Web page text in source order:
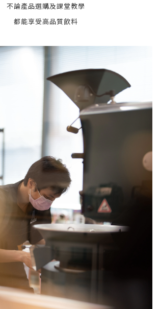
不論產品選購及課堂教學
都能享受高品質飲料